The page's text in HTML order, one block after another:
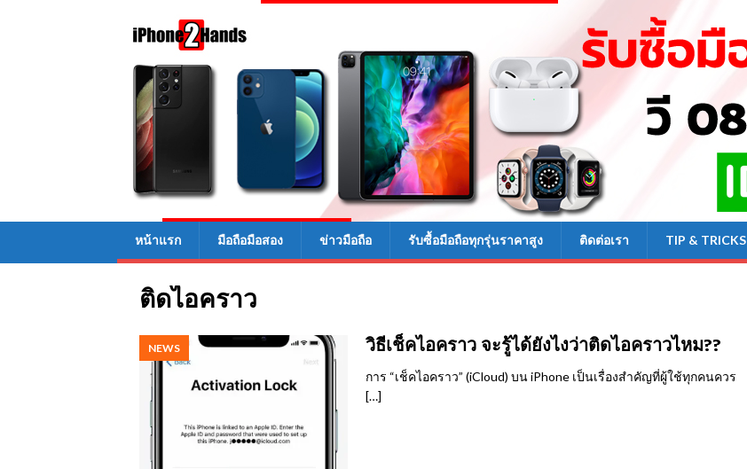
หน้าแรก มือถือมือสอง ข่าวมือถือ รับซื้อมือถือทุกรุ่นราคาสูง ติดต่อเรา TIP & TRICKS
ติดไอคราว
NEWS วิธีเช็คไอคราว จะรู้ได้ยังไงว่าติดไอคราวไหม??
การ “เช็คไอคราว” (iCloud) บน iPhone เป็นเรื่องสำคัญที่ผู้ใช้ทุกคนควร
[…]